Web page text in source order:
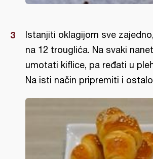
Istanjiti oklagijom sve
na 12 trouglića. Na svaki
umotati kiflice, pa ređati u
Na isti način pripremiti i